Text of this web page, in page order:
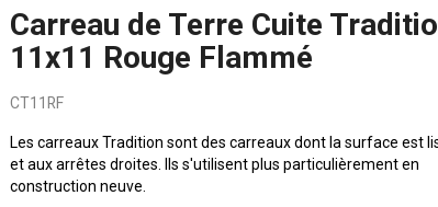
Carreau de Terre Cuite
11x11 Rouge Flammé
CT11RF
Les carreaux Tradition sont des carreaux dont la surface est
et aux arrêtes droites. Ils s'utilisent plus particulièrement en
construction neuve.